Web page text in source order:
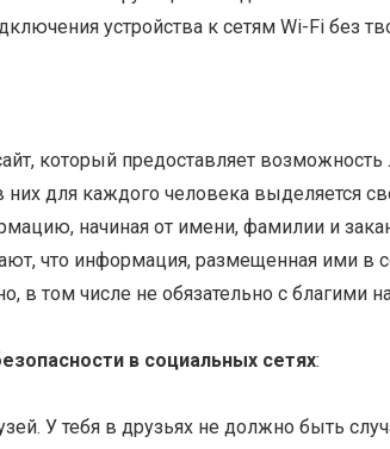
устройства к сетям Wi-Fi без
который предоставляет
них для каждого человека выделяется
начиная от имени, фамилии и
что информация, размещенная ими в
в том числе не обязательно с благими
в социальных сетях:
У тебя в друзьях не должно быть